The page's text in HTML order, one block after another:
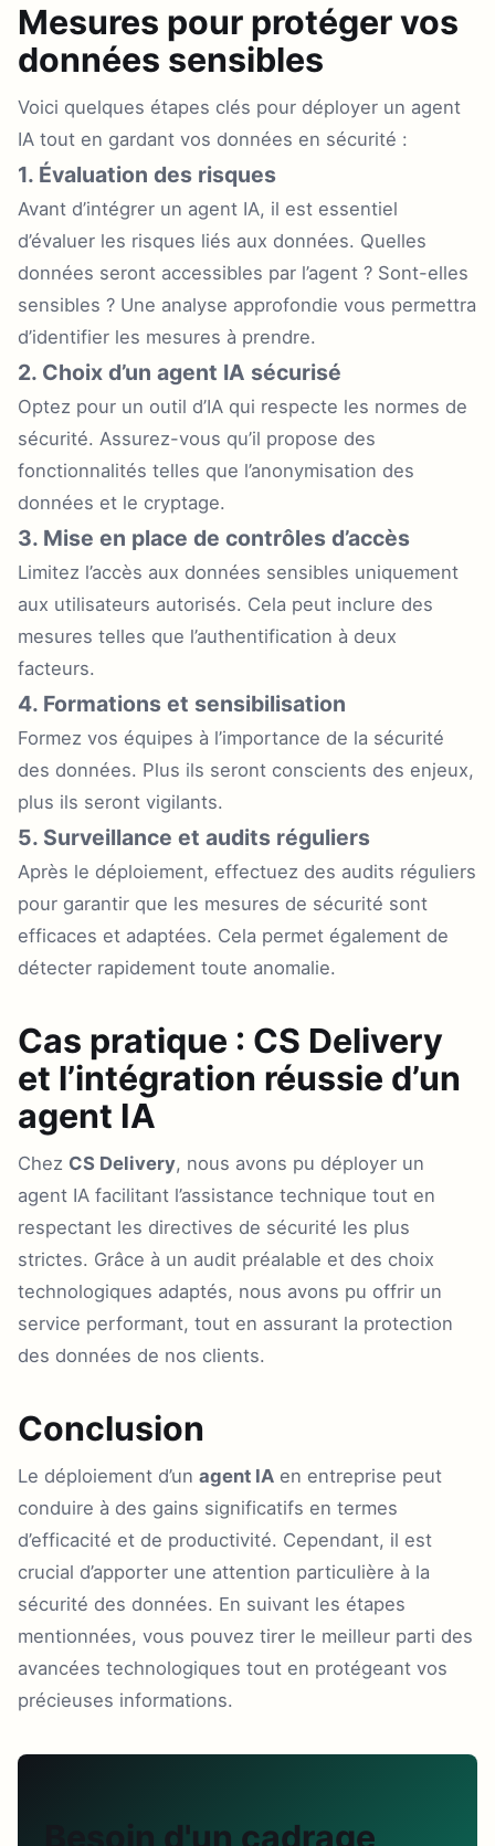
Mesures pour protéger vos
données sensibles
Voici quelques étapes clés pour déployer un agent
IA tout en gardant vos données en sécurité :
1. Évaluation des risques
Avant d’intégrer un agent IA, il est essentiel
d’évaluer les risques liés aux données. Quelles
données seront accessibles par l’agent ? Sont-elles
sensibles ? Une analyse approfondie vous permettra
d’identifier les mesures à prendre.
2. Choix d’un agent IA sécurisé
Optez pour un outil d’IA qui respecte les normes de
sécurité. Assurez-vous qu’il propose des
fonctionnalités telles que l’anonymisation des
données et le cryptage.
3. Mise en place de contrôles d’accès
Limitez l’accès aux données sensibles uniquement
aux utilisateurs autorisés. Cela peut inclure des
mesures telles que l’authentification à deux
facteurs.
4. Formations et sensibilisation
Formez vos équipes à l’importance de la sécurité
des données. Plus ils seront conscients des enjeux,
plus ils seront vigilants.
5. Surveillance et audits réguliers
Après le déploiement, effectuez des audits réguliers
pour garantir que les mesures de sécurité sont
efficaces et adaptées. Cela permet également de
détecter rapidement toute anomalie.
Cas pratique : CS Delivery
et l’intégration réussie d’un
agent IA
Chez CS Delivery, nous avons pu déployer un
agent IA facilitant l’assistance technique tout en
respectant les directives de sécurité les plus
strictes. Grâce à un audit préalable et des choix
technologiques adaptés, nous avons pu offrir un
service performant, tout en assurant la protection
des données de nos clients.
Conclusion
Le déploiement d’un agent IA en entreprise peut
conduire à des gains significatifs en termes
d’efficacité et de productivité. Cependant, il est
crucial d’apporter une attention particulière à la
sécurité des données. En suivant les étapes
mentionnées, vous pouvez tirer le meilleur parti des
avancées technologiques tout en protégeant vos
précieuses informations.
Besoin d'un cadrage